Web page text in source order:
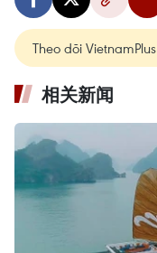
Theo dõi VietnamPlus
相关新闻